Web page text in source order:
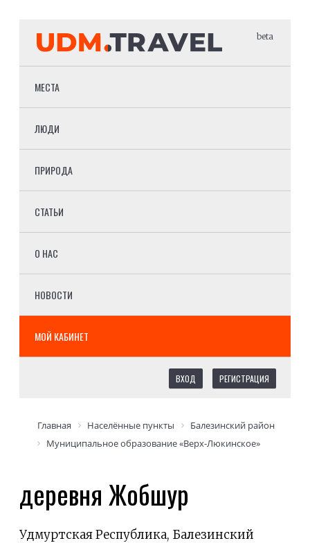
beta
МЕСТА
ЛЮДИ
ПРИРОДА
СТАТЬИ
О НАС
НОВОСТИ
МОЙ КАБИНЕТ
ВХОД РЕГИСТРАЦИЯ
Главная Населённые пункты
Балезинский район
Муниципальное образование «Верх-Люкинское»
деревня Жобшур
Удмуртская Республика, Балезинский